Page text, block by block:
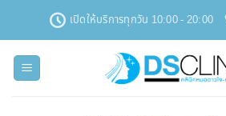
เนื้อหา
เปิดให้บริการทุกวัน 10:00 - 20:00